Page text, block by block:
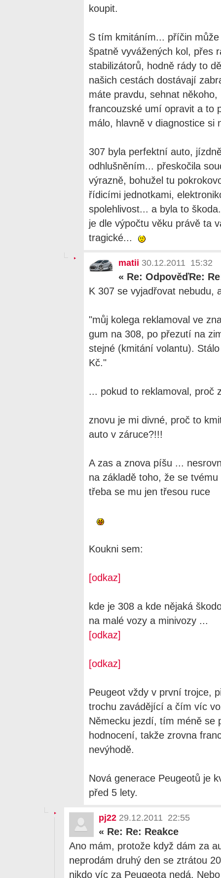
koupit.
S tím kmitáním... příčin
špatně vyvážených kol, přes
stabilizátorů, hodně rády to
našich cestách dostávají
máte pravdu, sehnat
francouzské umí opravit a to
málo, hlavně v diagnostice si
307 byla perfektní auto,
odhlušněním... přeskočila
výrazně, bohužel tu
řídicími jednotkami,
spolehlivost... a byla to
je dle výpočtu věku právě ta
tragické...
matii 30.12.2011 15:32
« Re: OdpověďRe:
K 307 se vyjadřovat nebudu,
"můj kolega reklamoval ve
gum na 308, po přezutí na
stejné (kmitání volantu).
Kč."
... pokud to reklamoval, proč
znovu je mi divné, proč to
auto v záruce?!!!
A zas a znova píšu ...
na základě toho, že se
třeba se mu jen třesou ruce
Koukni sem:
[odkaz]
kde je 308 a kde nějaká
na malé vozy a minivozy ...
[odkaz]
[odkaz]
Peugeot vždy v první trojce,
trochu zavádějící a čím víc
Německu jezdí, tím méně se
hodnocení, takže zrovna
nevýhodě.
Nová generace Peugeotů je
před 5 lety.
pj22 29.12.2011 22:55
« Re: Re: Reakce
Ano mám, protože když dám za
neprodám druhý den se ztrátou
nikdo víc za Peugeota nedá.